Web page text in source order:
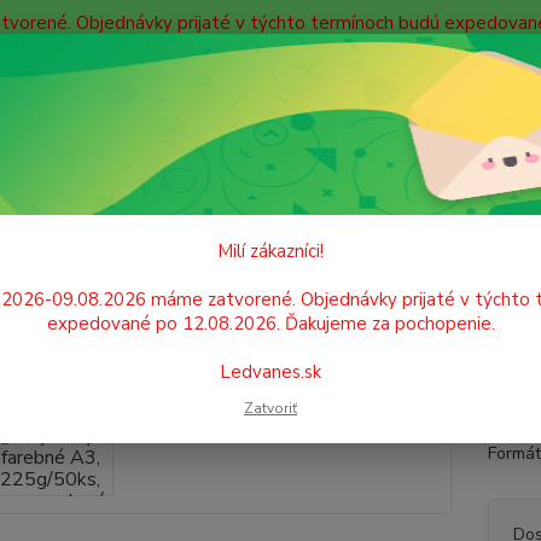
Objednávky prijaté v týchto termínoch budú
údajov Doprava
Hľadať +421
Po. -
Výkresy, rysy
farebné A3, 225g/50ks,
Milí zákazníci!
09.08.2026 máme zatvorené. Objednávky prijaté v týchto
expedované po 12.08.2026. Ďakujeme za pochopenie.
Ledvanes.sk
Zatvoriť